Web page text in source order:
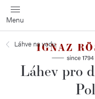
Přejít
na
obsah
Láhve na vodu
Láhev pro